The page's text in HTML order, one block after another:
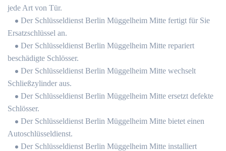
jede Art von Tür.
Der Schlüsseldienst Berlin Müggelheim Mitte fertigt für Sie
Ersatzschlüssel an.
Der Schlüsseldienst Berlin Müggelheim Mitte repariert
beschädigte Schlösser.
Der Schlüsseldienst Berlin Müggelheim Mitte wechselt
Schließzylinder aus.
Der Schlüsseldienst Berlin Müggelheim Mitte ersetzt defekte
Schlösser.
Der Schlüsseldienst Berlin Müggelheim Mitte bietet einen
Autoschlüsseldienst.
Der Schlüsseldienst Berlin Müggelheim Mitte installiert